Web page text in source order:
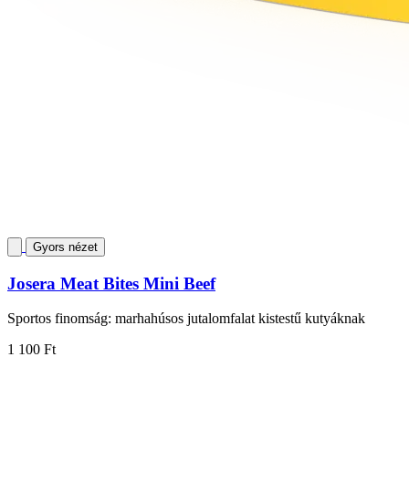
Gyors nézet
Josera Meat Bites Mini Beef
Sportos finomság: marhahúsos jutalomfalat kistestű kutyáknak
1 100 Ft